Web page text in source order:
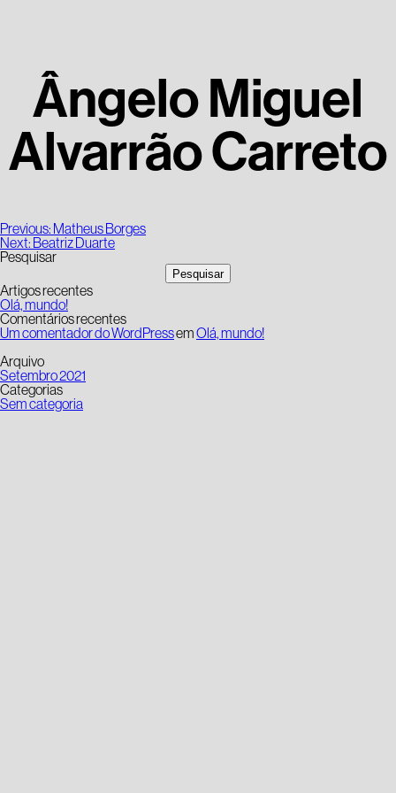
Ângelo Miguel
Alvarrão Carreto
Navegação
de
artigos
Previous: Matheus Borges
Next: Beatriz Duarte
Pesquisar
Pesquisar
Artigos recentes
Olá, mundo!
Comentários recentes
Um comentador do WordPressemOlá, mundo!
Arquivo
Setembro 2021
Categorias
Sem categoria